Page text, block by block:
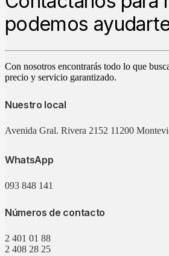
podemos
Con nosotros encontrarás todo lo que
precio y servicio garantizado.
Nuestro local
Avenida Gral. Rivera 2152 11200
WhatsApp
093 848 141
Números de contacto
2 401 01 88
2 408 28 25